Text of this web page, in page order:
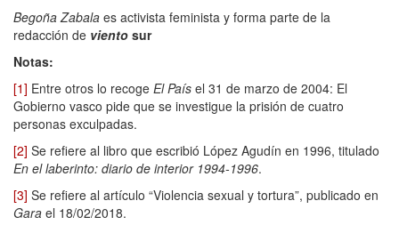
Begoña Zabala es activista feminista y forma parte de la
redacción de viento sur
Notas:
[1] Entre otros lo recoge El País el 31 de marzo de 2004: El
Gobierno vasco pide que se investigue la prisión de cuatro
personas exculpadas.
[2] Se refiere al libro que escribió López Agudín en 1996, titulado
En el laberinto: diario de interior 1994-1996.
[3] Se refiere al artículo “Violencia sexual y tortura”, publicado en
Gara el 18/02/2018.